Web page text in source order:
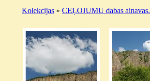
Kolekcijas » CEĻOJUMU dabas ainavas.